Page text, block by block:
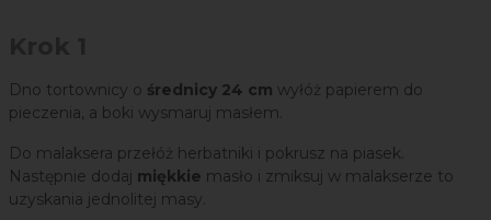
Dno tortownicy o średnicy 24 cm wyłóż papierem do
pieczenia, a boki wysmaruj masłem.
Do malaksera przełóż herbatniki i pokrusz na piasek.
Następnie dodaj miękkie masło i zmiksuj w malakserze to
uzyskania jednolitej masy.